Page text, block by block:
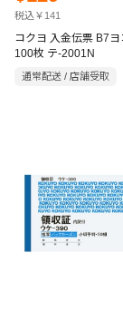
税込￥141
コクヨ 入金伝票 B7
100枚 テ-2001N
通常配送 / 店舗受取